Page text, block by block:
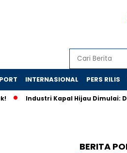
INTERNASIONAL PERS RILIS
Industri Kapal Hijau Dimulai:
BERITA